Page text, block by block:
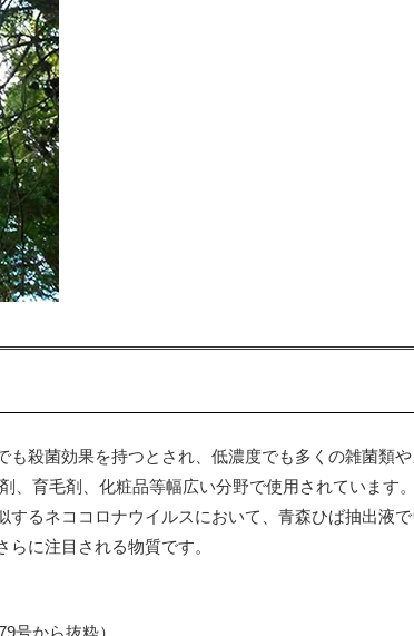
殺菌効果を持つとされ、低濃度でも多くの雑菌類
育毛剤、化粧品等幅広い分野で使用されています
るネココロナウイルスにおいて、青森ひば抽出液
に注目される物質です。